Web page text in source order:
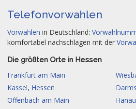
Telefonvorwahlen
Vorwahlen in Deutschland:
komfortabel nachschlagen mit der
Die größten Orte in Hessen
Frankfurt am Main
Kassel, Hessen
Offenbach am Main
Hanau